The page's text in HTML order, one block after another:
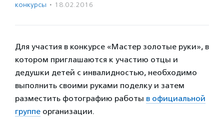
конкурсы · 18.02.2016
Для участия в конкурсе «Мастер золотые руки», в
котором приглашаются к участию отцы и
дедушки детей с инвалидностью, необходимо
выполнить своими руками поделку и затем
разместить фотографию работы в официальной
группе организации.